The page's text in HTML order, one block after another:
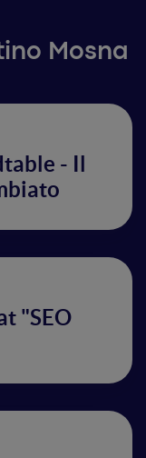
Mosna
- Il
"SEO